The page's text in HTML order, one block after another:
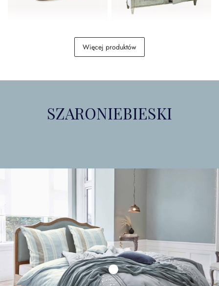
zestaw 3 szt. Biarré
Komoda Mervelique
Więcej produktów
SZARONIEBIESKI